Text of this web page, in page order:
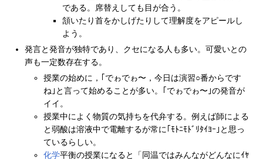
である。席替えしても目が合う。
頷いたり首をかしげたりして理解度をアピールし
よう。
発言と発音が独特であり、クセになる人も多い。可愛いとの
声も一定数存在する。
授業の始めに，｢でゎでゎ〜，今日は演習○番からです
ね｣と言って始めることが多い。｢でゎでゎ〜｣の発音が
イイ。
授業中によく物質の気持ちを代弁する。例えば師による
と弱酸は溶液中で電離するが常に｢ﾓﾄﾆﾓﾄﾞﾘﾀｲﾖｰ｣と思っ
ているらしい。
化学平衡の授業になると「同温ではみんながどんなにｲﾔ